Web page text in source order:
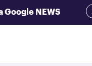
Google NEWS